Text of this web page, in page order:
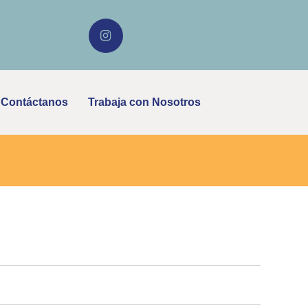
Contáctanos Trabaja con Nosotros